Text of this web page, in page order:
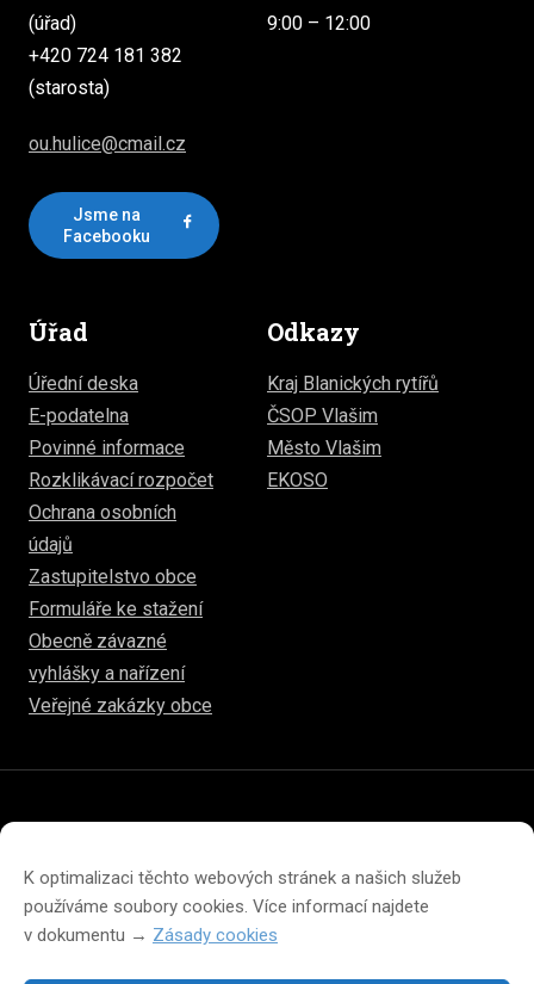
K optimalizaci těchto webových stránek a našich služeb
používáme soubory cookies. Více informací najdete
v dokumentu → Zásady cookies
(úřad)
+420 724 181 382
(starosta)
ou.hulice@cmail.cz
Jsme na
Facebooku
9:00 – 12:00
Úřad
Úřední deska
E-podatelna
Povinné informace
Rozklikávací rozpočet
Ochrana osobních
údajů
Zastupitelstvo obce
Formuláře ke stažení
Obecně závazné
vyhlášky a nařízení
Veřejné zakázky obce
Odkazy
Kraj Blanických rytířů
ČSOP Vlašim
Město Vlašim
EKOSO
Prohlášení o přístupnosti
Prohlášení o ochraně soukromí
Zásady cookies (EU)